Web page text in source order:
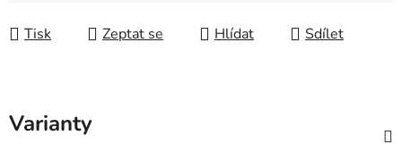
Tisk
Zeptat se Hlídat Sdílet
Varianty